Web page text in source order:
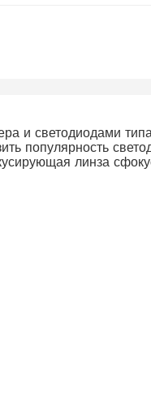
и светодиодами
популярность
линза